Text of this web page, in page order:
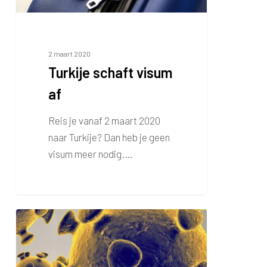
2 maart 2020
Turkije schaft visum
af
Reis je vanaf 2 maart 2020
naar Turkije? Dan heb je geen
visum meer nodig.…
Coronavirus